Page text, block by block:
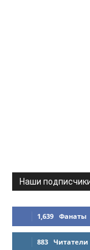
Наши
1,639 Фанаты
883 Читатели